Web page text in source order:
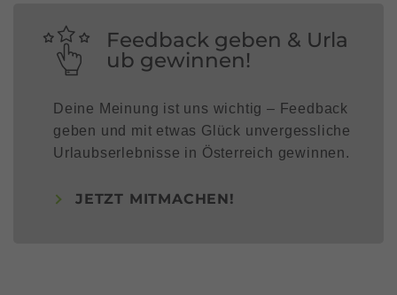
Feedback geben & Urla
ub gewinnen!
Deine Meinung ist uns wichtig – Feedback
geben und mit etwas Glück unvergessliche
Urlaubserlebnisse in Österreich gewinnen.
JETZT MITMACHEN!